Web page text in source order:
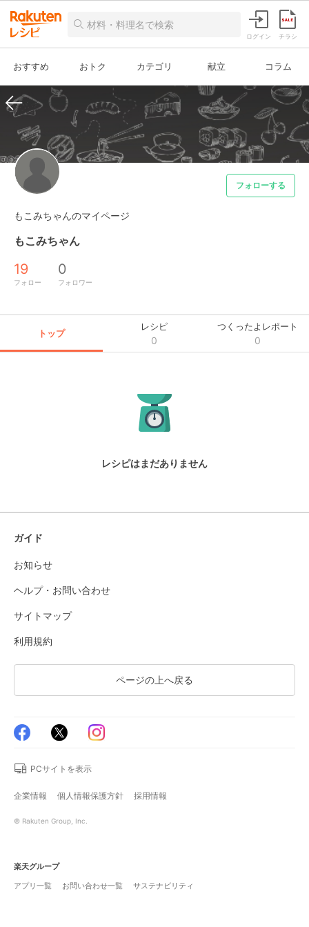
ログイン チラシ
おすすめ おトク カテゴリ 献立 コラム
フォローする
もこみちゃんのマイページ
もこみちゃん
19
フォロー
0
フォロワー
トップ
レシピ
0
つくったよレポート
0
レシピはまだありません
ガイド
お知らせ
ヘルプ・お問い合わせ
サイトマップ
利用規約
ページの上へ戻る
PCサイトを表示
企業情報 個人情報保護方針 採用情報
© Rakuten Group, Inc.
楽天グループ
アプリ一覧
お問い合わせ一覧 サステナビリティ